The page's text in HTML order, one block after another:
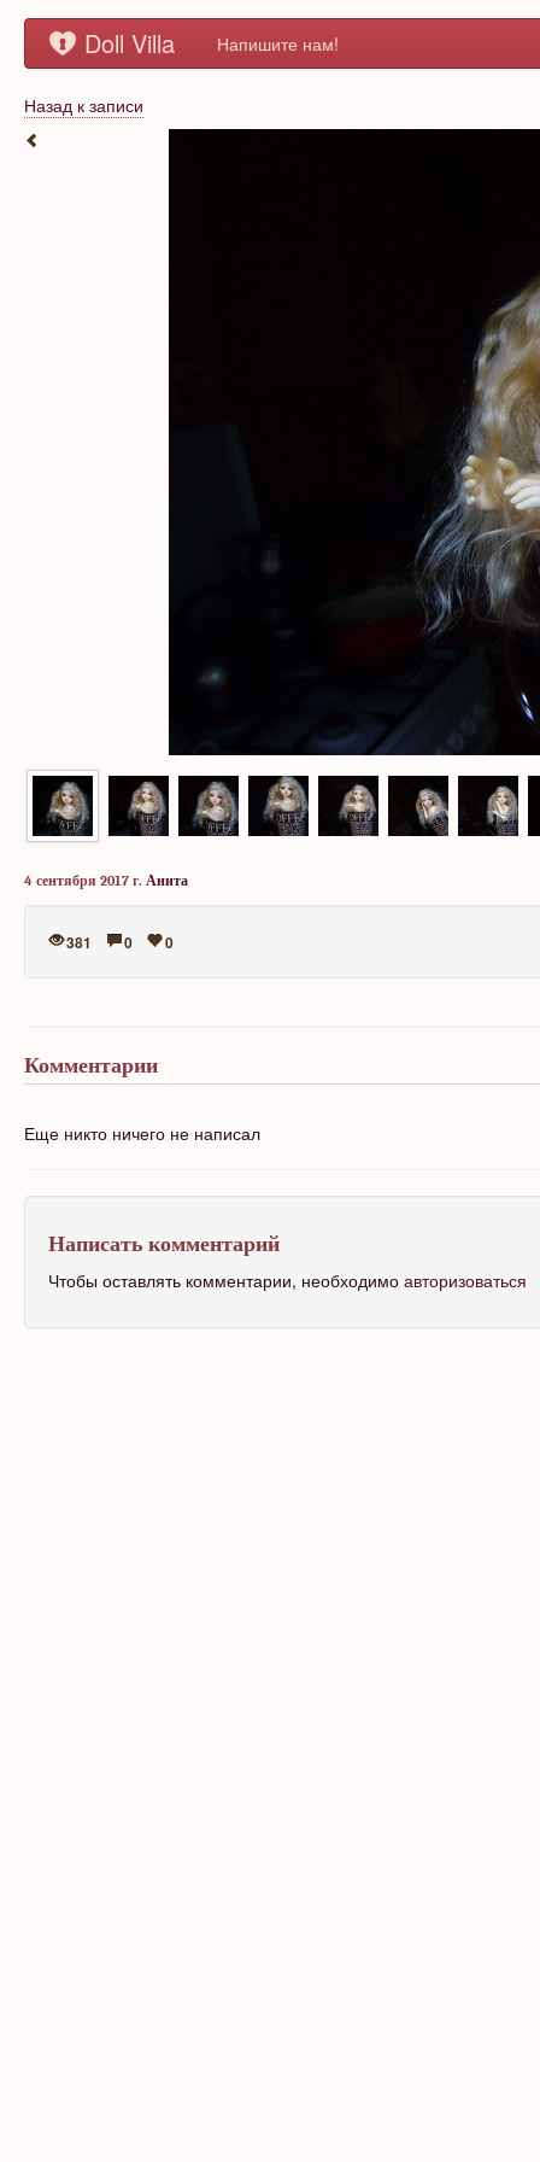
Doll Villa Напишите нам!
Назад к записи
4 сентября 2017 г. Анита
381 0 0
Комментарии
Еще никто ничего не написал
Написать комментарий
Чтобы оставлять комментарии, необходимо авторизоваться